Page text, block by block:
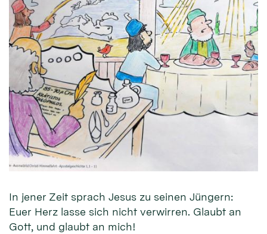
In jener Zeit sprach Jesus zu seinen Jüngern:
Euer Herz lasse sich nicht verwirren. Glaubt an
Gott, und glaubt an mich!